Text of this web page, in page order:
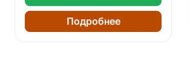
Подробнее